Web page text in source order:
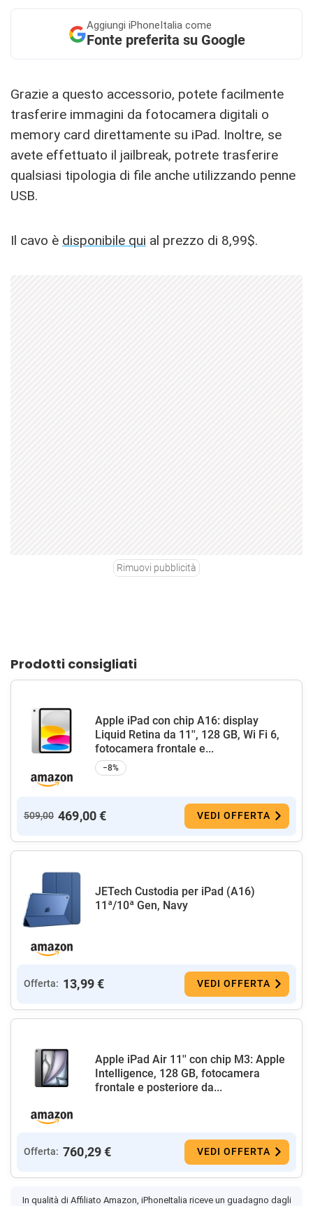
Aggiungi iPhoneItalia come
Fonte preferita su Google
Grazie a questo accessorio, potete facilmente
trasferire immagini da fotocamera digitali o
memory card direttamente su iPad. Inoltre, se
avete effettuato il jailbreak, potrete trasferire
qualsiasi tipologia di file anche utilizzando penne
USB.
Il cavo è disponibile qui al prezzo di 8,99$.
Rimuovi pubblicità
Prodotti consigliati
Apple iPad con chip A16: display
Liquid Retina da 11'', 128 GB, Wi Fi 6,
fotocamera frontale e...
−8%
509,00 469,00 € VEDI OFFERTA
JETech Custodia per iPad (A16)
11ª/10ª Gen, Navy
Offerta: 13,99 € VEDI OFFERTA
Apple iPad Air 11'' con chip M3: Apple
Intelligence, 128 GB, fotocamera
frontale e posteriore da...
Offerta: 760,29 € VEDI OFFERTA
In qualità di Affiliato Amazon, iPhoneItalia riceve un guadagno dagli